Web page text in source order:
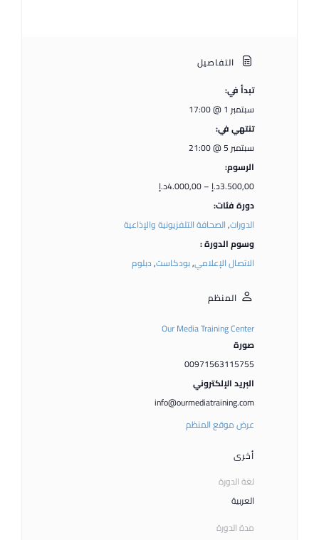
التفاصيل
تبدأ في:
سبتمبر 1 @ 17:00
تنتهي في:
سبتمبر 5 @ 21:00
الرسوم:
3.500,00د.إ – 4.000,00د.إ
دورة فئات:
الدورات,الصحافة التلفزيونية والإذاعية
وسوم الدورة :
الاتصال الإعلامي,بودكاست,دبلوم
المنظم
Our Media Training Center
صورة
00971563115755
البريد الإلكتروني
info@ourmediatraining.com
عرض موقع المنظم
أخرى
لغة الدورة
العربية
مدة الدورة